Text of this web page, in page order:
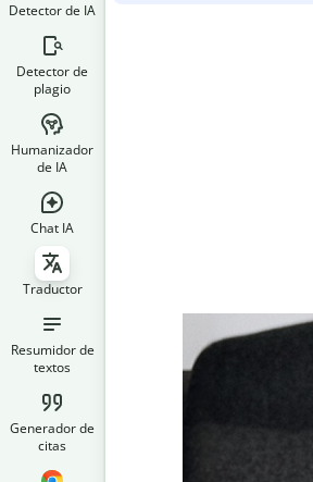
Detector de IA
Detector de
plagio
Humanizador
de IA
Chat IA
Traductor
Resumidor de
textos
Generador de
citas